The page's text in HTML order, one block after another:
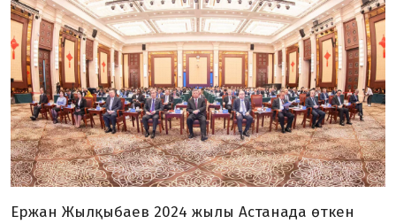
Ержан Жылқыбаев 2024 жылы Астанада өткен